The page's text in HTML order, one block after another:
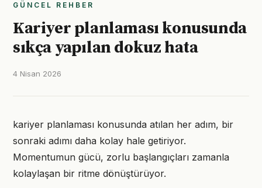
GÜNCEL REHBER
Kariyer planlaması konusunda
sıkça yapılan dokuz hata
4 Nisan 2026
kariyer planlaması konusunda atılan her adım, bir
sonraki adımı daha kolay hale getiriyor.
Momentumun gücü, zorlu başlangıçları zamanla
kolaylaşan bir ritme dönüştürüyor.